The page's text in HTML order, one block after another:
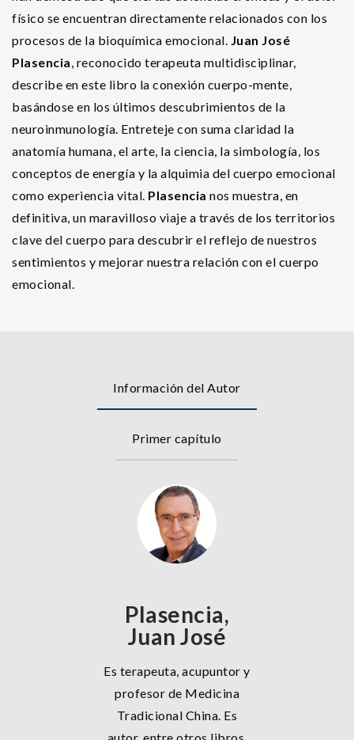
físico se encuentran directamente relacionados con los
procesos de la bioquímica emocional. Juan José
Plasencia, reconocido terapeuta multidisciplinar,
describe en este libro la conexión cuerpo-mente,
basándose en los últimos descubrimientos de la
neuroinmunología. Entreteje con suma claridad la
anatomía humana, el arte, la ciencia, la simbología, los
conceptos de energía y la alquimia del cuerpo emocional
como experiencia vital. Plasencia nos muestra, en
definitiva, un maravilloso viaje a través de los territorios
clave del cuerpo para descubrir el reflejo de nuestros
sentimientos y mejorar nuestra relación con el cuerpo
emocional.
Información del Autor
Primer capítulo
Plasencia,
Juan José
Es terapeuta, acupuntor y
profesor de Medicina
Tradicional China. Es